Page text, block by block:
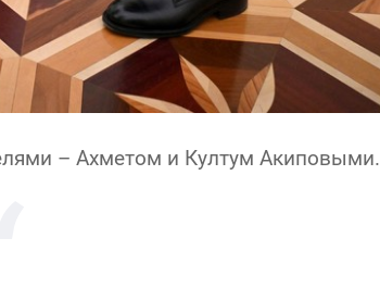
– Ахметом и Култум Акиповыми.